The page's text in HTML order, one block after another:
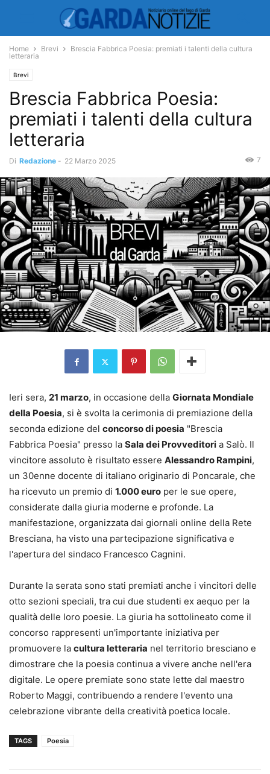
Home Brevi
Brescia Fabbrica Poesia: premiati i talenti della cultura
letteraria
Brevi
Brescia Fabbrica Poesia:
premiati i talenti della cultura
letteraria
Di Redazione - 22 Marzo 2025 7
Ieri sera, 21 marzo, in occasione della Giornata Mondiale
della Poesia, si è svolta la cerimonia di premiazione della
seconda edizione del concorso di poesia "Brescia
Fabbrica Poesia" presso la Sala dei Provveditori a Salò. Il
vincitore assoluto è risultato essere Alessandro Rampini,
un 30enne docente di italiano originario di Poncarale, che
ha ricevuto un premio di 1.000 euro per le sue opere,
considerate dalla giuria moderne e profonde. La
manifestazione, organizzata dai giornali online della Rete
Bresciana, ha visto una partecipazione significativa e
l'apertura del sindaco Francesco Cagnini.
Durante la serata sono stati premiati anche i vincitori delle
otto sezioni speciali, tra cui due studenti ex aequo per la
qualità delle loro poesie. La giuria ha sottolineato come il
concorso rappresenti un'importante iniziativa per
promuovere la cultura letteraria nel territorio bresciano e
dimostrare che la poesia continua a vivere anche nell'era
digitale. Le opere premiate sono state lette dal maestro
Roberto Maggi, contribuendo a rendere l'evento una
celebrazione vibrante della creatività poetica locale.
TAGS Poesia